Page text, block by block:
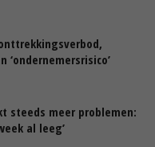
steeds meer problemen:
al leeg’